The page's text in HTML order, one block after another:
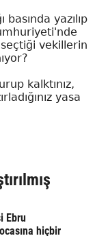
basında yazılıp
vekillerin
kalktınız,
yasa
Ebru
hiçbir